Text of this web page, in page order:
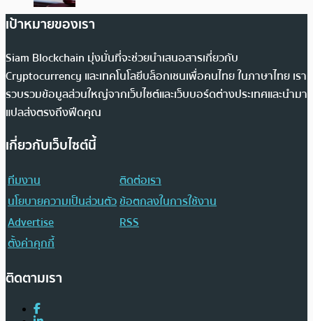
เป้าหมายของเรา
Siam Blockchain มุ่งมั่นที่จะช่วยนำเสนอสารเกี่ยวกับ
Cryptocurrency และเทคโนโลยีบล็อกเชนเพื่อคนไทย ในภาษาไทย เรา
รวบรวมข้อมูลส่วนใหญ่จากเว็บไซต์และเว็บบอร์ดต่างประเทศและนำมา
แปลส่งตรงถึงฟีดคุณ
เกี่ยวกับเว็บไซต์นี้
ทีมงาน
ติดต่อเรา
นโยบายความเป็นส่วนตัวข้อตกลงในการใช้งาน
Advertise
RSS
ตั้งค่าคุกกี้
ติดตามเรา